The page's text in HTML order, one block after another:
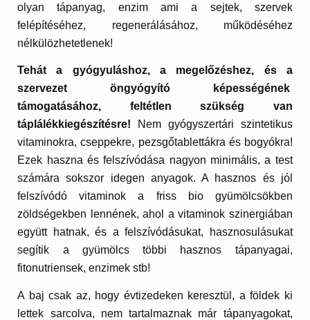
olyan tápanyag, enzim ami a sejtek, szervek
felépítéséhez, regenerálásához, működéséhez
nélkülözhetetlenek!
Tehát a gyógyuláshoz, a megelőzéshez, és a
szervezet öngyógyító képességének
támogatásához, feltétlen szükség van
táplálékkiegészítésre! Nem gyógyszertári szintetikus
vitaminokra, cseppekre, pezsgőtablettákra és bogyókra!
Ezek haszna és felszívódása nagyon minimális, a test
számára sokszor idegen anyagok. A hasznos és jól
felszívódó vitaminok a friss bio gyümölcsökben
zöldségekben lennének, ahol a vitaminok szinergiában
együtt hatnak, és a felszívódásukat, hasznosulásukat
segítik a gyümölcs többi hasznos tápanyagai,
fitonutriensek, enzimek stb!
A baj csak az, hogy évtizedeken keresztül, a földek ki
lettek sarcolva, nem tartalmaznak már tápanyagokat,